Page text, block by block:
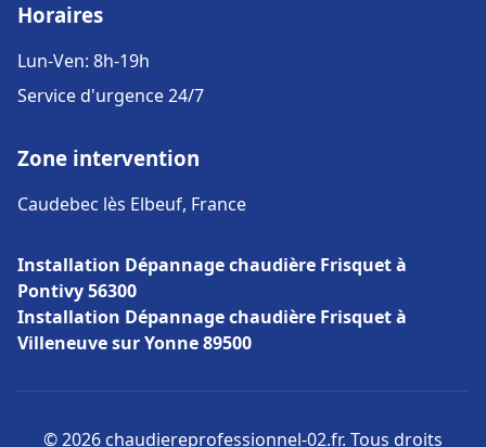
Horaires
Lun-Ven: 8h-19h
Service d'urgence 24/7
Zone intervention
Caudebec lès Elbeuf, France
Installation Dépannage chaudière Frisquet à
Pontivy 56300
Installation Dépannage chaudière Frisquet à
Villeneuve sur Yonne 89500
© 2026 chaudiereprofessionnel-02.fr. Tous droits